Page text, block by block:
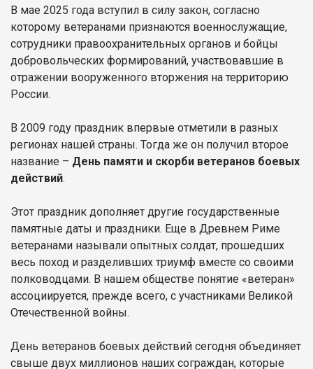
В мае 2025 года вступил в силу закон, согласно
которому ветеранами признаются военнослужащие,
сотрудники правоохранительных органов и бойцы
добровольческих формирований, участвовавшие в
отражении вооруженного вторжения на территорию
России.
В 2009 году праздник впервые отметили в разных
регионах нашей страны. Тогда же он получил второе
название – День памяти и скорби ветеранов боевых
действий.
Этот праздник дополняет другие государственные
памятные даты и праздники. Еще в Древнем Риме
ветеранами называли опытных солдат, прошедших
весь поход и разделивших триумф вместе со своими
полководцами. В нашем обществе понятие «ветеран»
ассоциируется, прежде всего, с участниками Великой
Отечественной войны.
День ветеранов боевых действий сегодня объединяет
свыше двух миллионов наших сограждан, которые